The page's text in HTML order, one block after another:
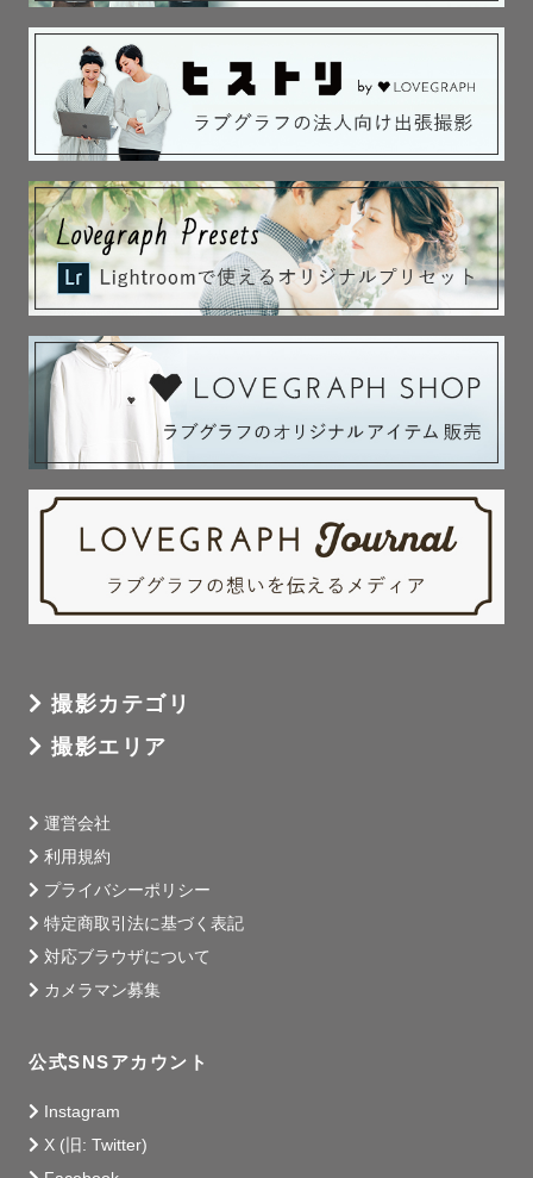
1998年12月24日、クリスマスイブ生まれでプレゼントは
一緒にされがち🎁
ドリフターズを見て育ち、自然と人を笑顔にすることが好
きになりました。
普段はカラーに基づいた個性をお伝えするお仕事をしてい
ます。
一人ひとりのそのままの良さを大切にしながら、人と関わ
撮影カテゴリ
撮影エリア
運営会社
利用規約
プライバシーポリシー
特定商取引法に基づく表記
対応ブラウザについて
カメラマン募集
公式SNSアカウント
Instagram
X (旧: Twitter)